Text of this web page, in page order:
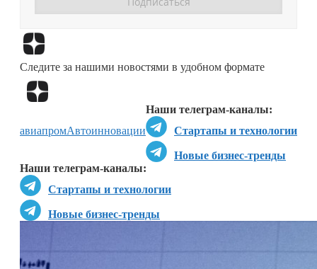
Следите за нашими новостями в удобном формате
Наши телеграм-каналы:
Стартапы и технологии
Новые бизнес-тренды
Наши телеграм-каналы:
Стартапы и технологии
Новые бизнес-тренды
авиапромАвтоинновации